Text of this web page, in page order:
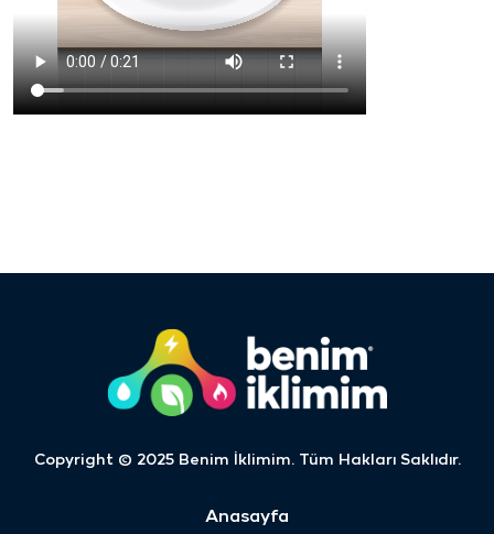
Copyright © 2025 Benim İklimim. Tüm Hakları Saklıdır.
Anasayfa